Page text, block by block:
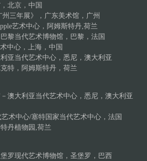
北京，中国
州三年展》，广东美术馆，广州
艺术中心，阿姆斯特丹,荷兰
黎当代艺术博物馆，巴黎，法国
中心，上海，中国
亚当代艺术中心，悉尼，澳大利亚
特，阿姆斯特丹，荷兰
澳大利亚当代艺术中心，悉尼，澳大利亚
术中心/塞特国家当代艺术中心，法国
丹植物园,荷兰
罗现代艺术博物馆，圣堡罗，巴西